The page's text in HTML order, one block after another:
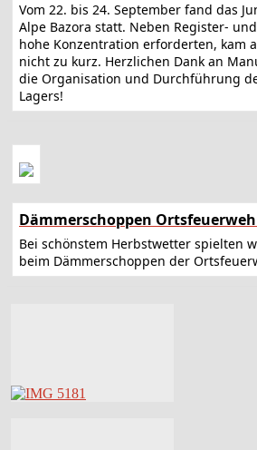
Vom 22. bis 24. September fand das
Alpe Bazora statt. Neben Register-
hohe Konzentration erforderten, kam
nicht zu kurz. Herzlichen Dank an
die Organisation und Durchführung
Lagers!
Dämmerschoppen
Bei schönstem Herbstwetter spielten
beim Dämmerschoppen der